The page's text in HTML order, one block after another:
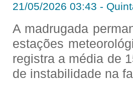
21/05/2026 03:43 -
A madrugada
estações
registra a média de
de instabilidade na